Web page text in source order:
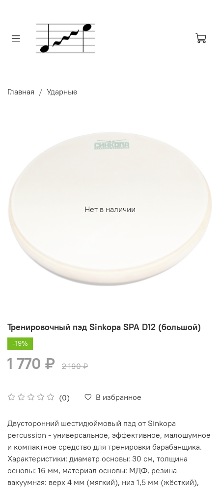
Главная Ударные
Нет в наличии
Тренировочный пэд Sinkopa SPA D12 (большой)
(0) В избранное
-19%
1 770 ₽ 2 190 ₽
Двусторонний шестидюймовый пэд от Sinkopa
percussion - универсальное, эффективное, малошумное
и компактное средство для тренировки барабанщика.
Характеристики: диаметр основы: 30 см, толщина
основы: 16 мм, материал основы: МДФ, резина
вакуумная: верх 4 мм (мягкий), низ 1,5 мм (жёсткий),